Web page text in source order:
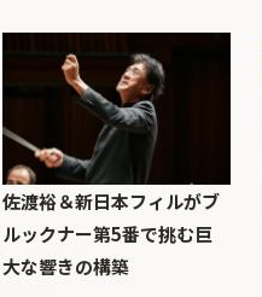
佐渡裕＆新日本フィルがブ
ルックナー第5番で挑む巨
大な響きの構築